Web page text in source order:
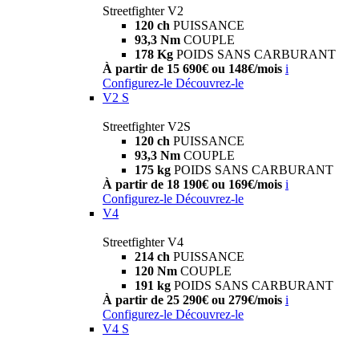
Streetfighter V2
120 ch PUISSANCE
93,3 Nm COUPLE
178 Kg POIDS SANS CARBURANT
À partir de 15 690€ ou 148€/mois i
Configurez-le Découvrez-le
V2 S
Streetfighter V2S
120 ch PUISSANCE
93,3 Nm COUPLE
175 kg POIDS SANS CARBURANT
À partir de 18 190€ ou 169€/mois i
Configurez-le Découvrez-le
V4
Streetfighter V4
214 ch PUISSANCE
120 Nm COUPLE
191 kg POIDS SANS CARBURANT
À partir de 25 290€ ou 279€/mois i
Configurez-le Découvrez-le
V4 S